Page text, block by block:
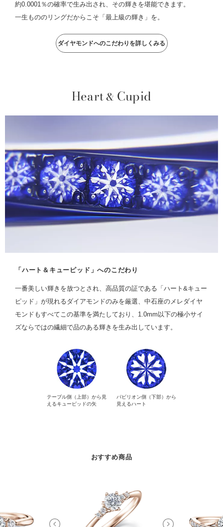
約0.0001％の確率で生み出され、その輝きを堪能できます。
一生もののリングだからこそ「最上級の輝き」を。
ダイヤモンドへのこだわりを詳しくみる
Heart& Cupid
「ハート＆キューピッド」へのこだわり
一番美しい輝きを放つとされ、高品質の証である「ハート&キュー
ピッド」が現れるダイアモンドのみを厳選、中石座のメレダイヤ
モンドもすべてこの基準を満たしており、1.0mm以下の極小サイ
ズならではの繊細で品のある輝きを生み出しています。
テーブル側（上部）から見
えるキューピッドの矢
パビリオン側（下部）から
見えるハート
おすすめ商品